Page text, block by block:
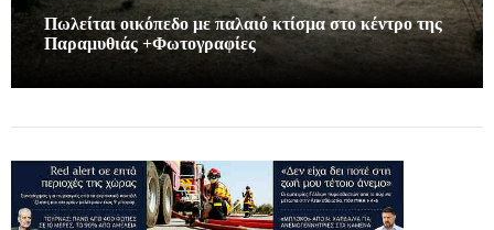
Πωλείται οικόπεδο με παλαιό κτίσμα στο κέντρο της
Παραμυθιάς +Φωτογραφίες